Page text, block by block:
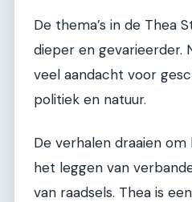
De thema’s in de Thea
dieper en gevarieerder.
veel aandacht voor
politiek en natuur.
De verhalen draaien om
het leggen van
van raadsels. Thea is